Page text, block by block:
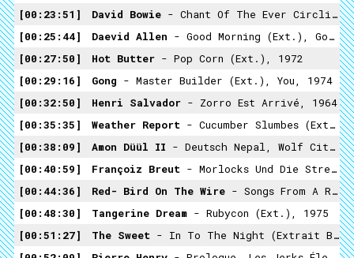
00:23:51
David Bowie - Chant Of The Ever Circling Skeletal Family, Diamond Dogs, 1974
00:25:44
Daevid Allen - Good Morning (ext.), Good Morning, 1976
00:27:50
Hot Butter - Pop Corn (ext.), 1972
00:29:16
Gong - Master Builder (ext.), You, 1974
00:32:50
Henri Salvador - Zorro Est Arrivé, 1964
00:35:35
Weather Report - Cucumber Slumbes (ext.), Mysterious Traveller, 1974
00:38:09
Amon Düül II - Deutsch Nepal, Wolf City, 1972
00:40:59
Françoiz Breut - Morlocks Und Die Streunerin, Zoo, 2016
00:44:36
Red- Bird On The Wire - Songs From A Room, 2001
00:48:30
Tangerine Dream - Rubycon (ext.), 1975
00:51:27
The Sweet - In To The Night (extrait Bien Choisi), Sweet Fanny Adams, 1974